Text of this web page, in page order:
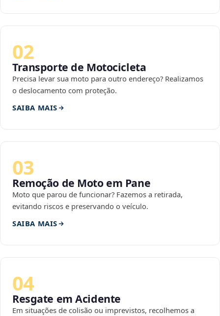
02
Transporte de Motocicleta
Precisa levar sua moto para outro endereço? Realizamos
o deslocamento com proteção.
SAIBA MAIS
03
Remoção de Moto em Pane
Moto que parou de funcionar? Fazemos a retirada,
evitando riscos e preservando o veículo.
SAIBA MAIS
04
Resgate em Acidente
Em situações de colisão ou imprevistos, recolhemos a